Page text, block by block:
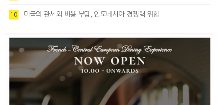
10 미국의 관세와 비용 부담, 인도네시아 경쟁력 위협